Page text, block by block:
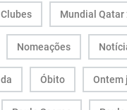
Mundial Qatar
Nomeações
Óbito Ontem